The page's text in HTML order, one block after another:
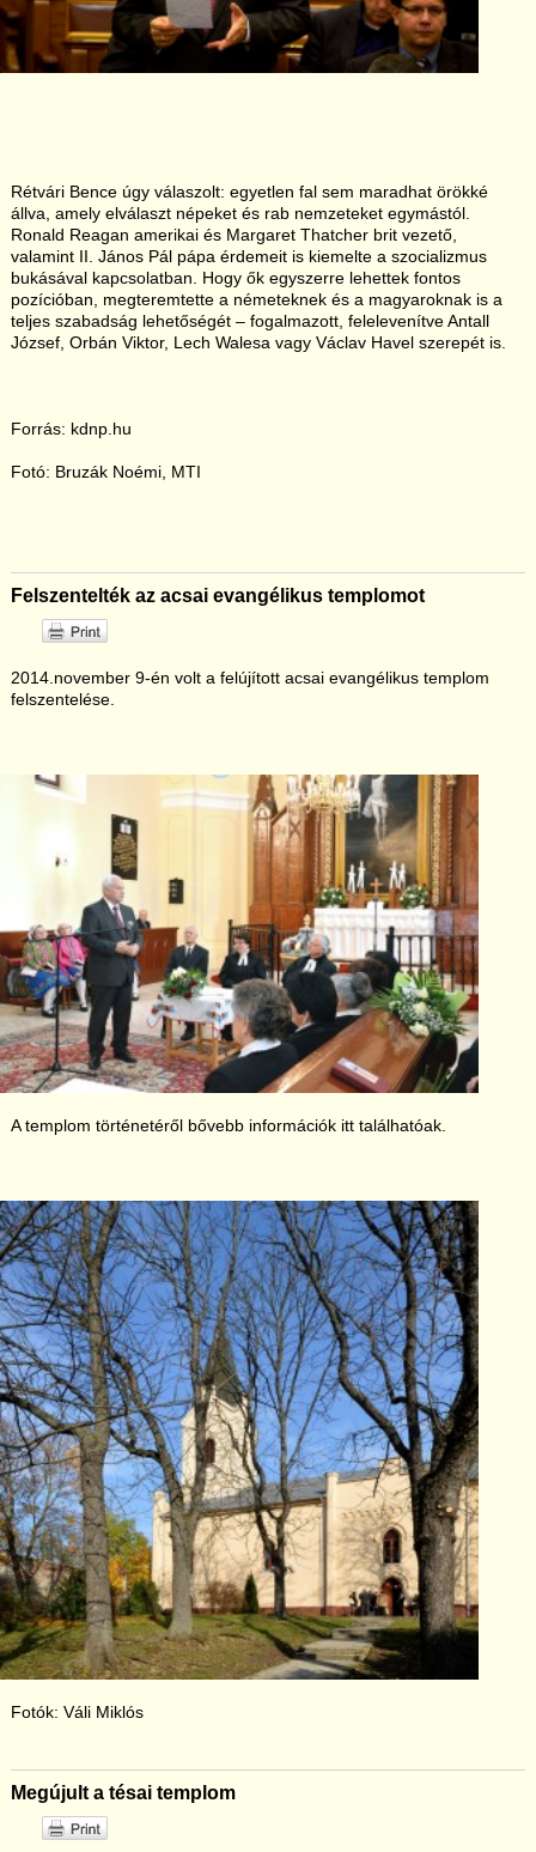
Rétvári Bence úgy válaszolt: egyetlen fal sem maradhat örökké
állva, amely elválaszt népeket és rab nemzeteket egymástól.
Ronald Reagan amerikai és Margaret Thatcher brit vezető,
valamint II. János Pál pápa érdemeit is kiemelte a szocializmus
bukásával kapcsolatban. Hogy ők egyszerre lehettek fontos
pozícióban, megteremtette a németeknek és a magyaroknak is a
teljes szabadság lehetőségét – fogalmazott, felelevenítve Antall
József, Orbán Viktor, Lech Walesa vagy Václav Havel szerepét is.
Forrás: kdnp.hu
Fotó: Bruzák Noémi, MTI
Felszentelték az acsai evangélikus templomot
2014.november 9-én volt a felújított acsai evangélikus templom
felszentelése.
A templom történetéről bővebb információk itttalálhatóak.
Fotók: Váli Miklós
Megújult a tésai templom